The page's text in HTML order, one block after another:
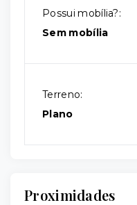
Possui mobília?:
Sem mobília
Terreno:
Plano
Proximidades